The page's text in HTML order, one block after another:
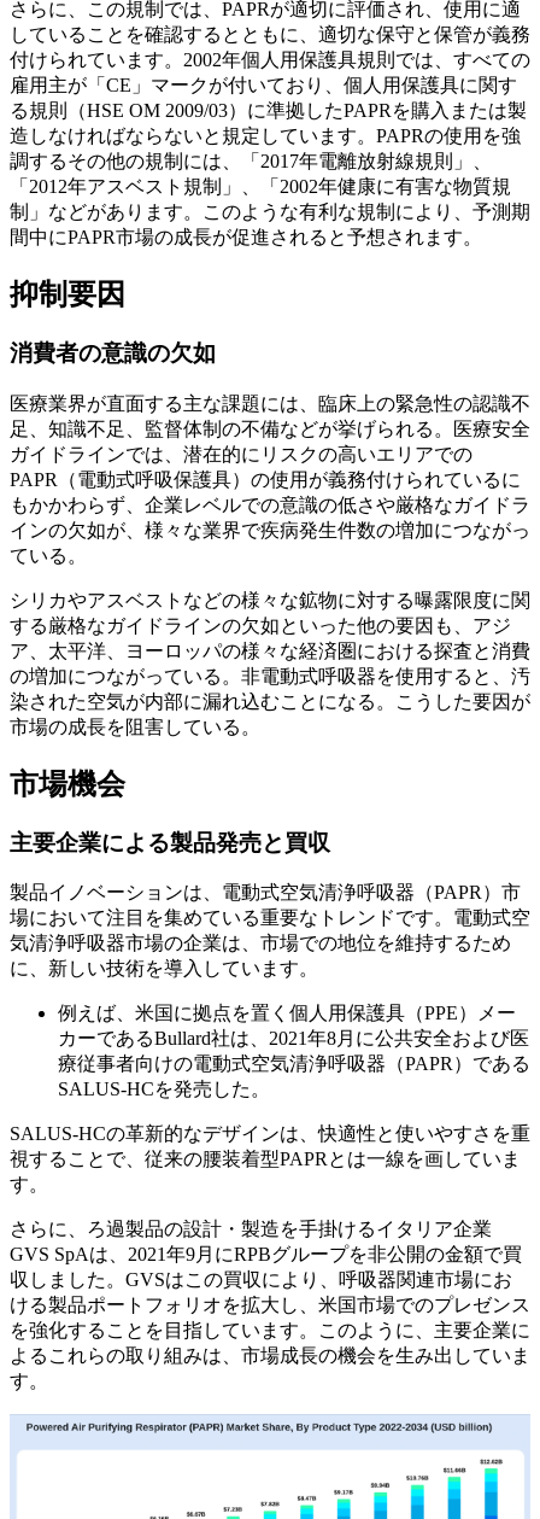
さらに、この規制では、PAPRが適切に評価され、使用に適
していることを確認するとともに、適切な保守と保管が義務
付けられています。2002年個人用保護具規則では、すべての
雇用主が「CE」マークが付いており、個人用保護具に関す
る規則（HSE OM 2009/03）に準拠したPAPRを購入または製
造しなければならないと規定しています。PAPRの使用を強
調するその他の規制には、「2017年電離放射線規則」、
「2012年アスベスト規制」、「2002年健康に有害な物質規
制」などがあります。このような有利な規制により、予測期
間中にPAPR市場の成長が促進されると予想されます。
抑制要因
消費者の意識の欠如
医療業界が直面する主な課題には、臨床上の緊急性の認識不
足、知識不足、監督体制の不備などが挙げられる。医療安全
ガイドラインでは、潜在的にリスクの高いエリアでの
PAPR（電動式呼吸保護具）の使用が義務付けられているに
もかかわらず、企業レベルでの意識の低さや厳格なガイドラ
インの欠如が、様々な業界で疾病発生件数の増加につながっ
ている。
シリカやアスベストなどの様々な鉱物に対する曝露限度に関
する厳格なガイドラインの欠如といった他の要因も、アジ
ア、太平洋、ヨーロッパの様々な経済圏における探査と消費
の増加につながっている。非電動式呼吸器を使用すると、汚
染された空気が内部に漏れ込むことになる。こうした要因が
市場の成長を阻害している。
市場機会
主要企業による製品発売と買収
製品イノベーションは、電動式空気清浄呼吸器（PAPR）市
場において注目を集めている重要なトレンドです。電動式空
気清浄呼吸器市場の企業は、市場での地位を維持するため
に、新しい技術を導入しています。
例えば、米国に拠点を置く個人用保護具（PPE）メー
カーであるBullard社は、2021年8月に公共安全および医
療従事者向けの電動式空気清浄呼吸器（PAPR）である
SALUS-HCを発売した。
SALUS-HCの革新的なデザインは、快適性と使いやすさを重
視することで、従来の腰装着型PAPRとは一線を画していま
す。
さらに、ろ過製品の設計・製造を手掛けるイタリア企業
GVS SpAは、2021年9月にRPBグループを非公開の金額で買
収しました。GVSはこの買収により、呼吸器関連市場にお
ける製品ポートフォリオを拡大し、米国市場でのプレゼンス
を強化することを目指しています。このように、主要企業に
よるこれらの取り組みは、市場成長の機会を生み出していま
す。